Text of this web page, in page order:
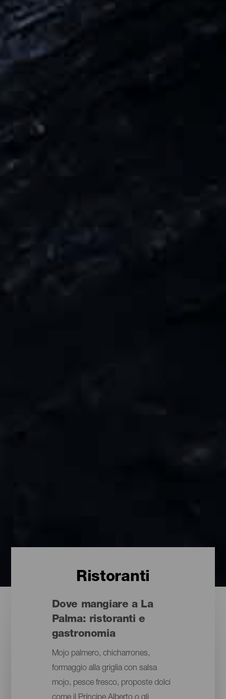
Ristoranti
Dove mangiare a La
Palma: ristoranti e
gastronomia
Mojo palmero, chicharrones,
formaggio alla griglia con salsa
mojo, pesce fresco, proposte dolci